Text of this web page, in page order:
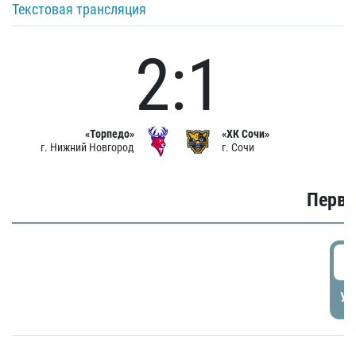
Текстовая трансляция
«Торпедо»
г. Нижний Новгород
2:1
«ХК Сочи»
г. Сочи